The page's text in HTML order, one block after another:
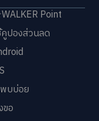
Point
คูปองส่วนลด
บบ่อย
ขอ